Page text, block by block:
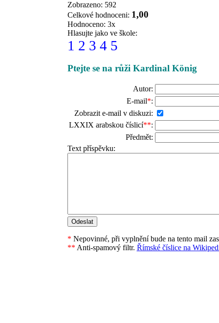
Zobrazeno: 592
Celkové hodnoceni: 1,00
Hodnoceno: 3x
Hlasujte jako ve škole:
1 2 3 4 5
Ptejte se na růži Kardinal König
Autor:
E-mail*:
Zobrazit e-mail v diskuzi:
LXXIX arabskou číslicí**:
Předmět:
Text příspěvku:
* Nepovinné, při vyplnění bude na tento mail
** Anti-spamový filtr. Římské číslice na